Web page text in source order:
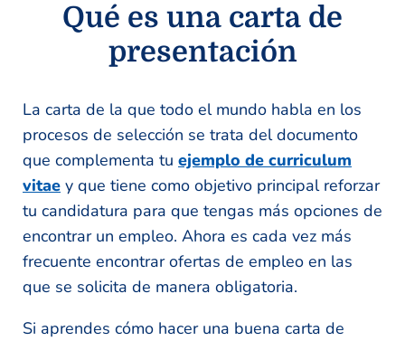
Qué es una carta de
presentación
La carta de la que todo el mundo habla en los
procesos de selección se trata del documento
que complementa tu ejemplo de curriculum
vitae y que tiene como objetivo principal reforzar
tu candidatura para que tengas más opciones de
encontrar un empleo. Ahora es cada vez más
frecuente encontrar ofertas de empleo en las
que se solicita de manera obligatoria.
Si aprendes cómo hacer una buena carta de